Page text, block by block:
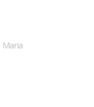
Maria